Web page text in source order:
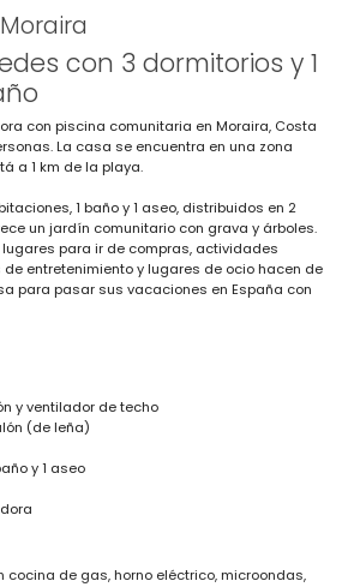
con 3 dormitorios y 1
con piscina comunitaria en Moraira, Costa
La casa se encuentra en una zona
a 1 km de la playa.
1 baño y 1 aseo, distribuidos en 2
un jardín comunitario con grava y árboles.
para ir de compras, actividades
entretenimiento y lugares de ocio hacen de
para pasar sus vacaciones en España con
y ventilador de techo
(de leña)
y 1 aseo
cocina de gas, horno eléctrico, microondas,